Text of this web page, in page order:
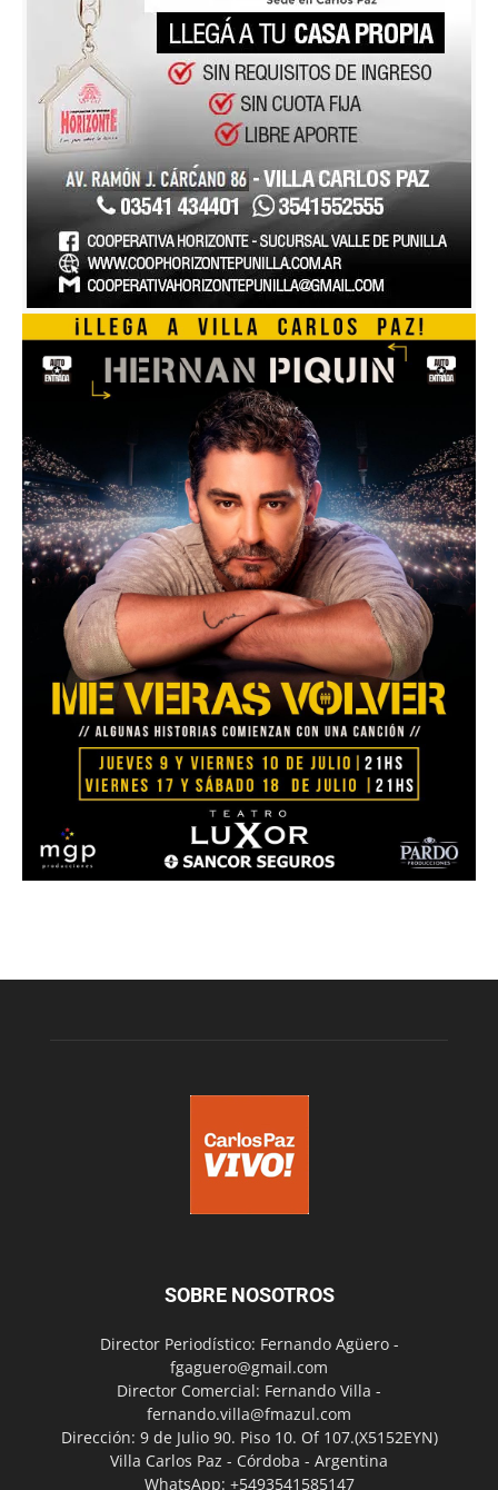
SOBRE NOSOTROS
Director Periodístico: Fernando Agüero -
fgaguero@gmail.com
Director Comercial: Fernando Villa -
fernando.villa@fmazul.com
Dirección: 9 de Julio 90. Piso 10. Of 107.(X5152EYN)
Villa Carlos Paz - Córdoba - Argentina
WhatsApp: +5493541585147